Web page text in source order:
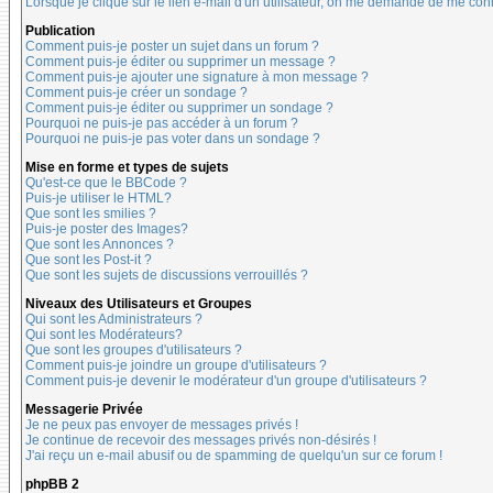
Publication
Comment puis-je poster un sujet dans un forum ?
Comment puis-je éditer ou supprimer un message ?
Comment puis-je ajouter une signature à mon message ?
Comment puis-je créer un sondage ?
Comment puis-je éditer ou supprimer un sondage ?
Pourquoi ne puis-je pas accéder à un forum ?
Pourquoi ne puis-je pas voter dans un sondage ?
Mise en forme et types de sujets
Qu'est-ce que le BBCode ?
Puis-je utiliser le HTML?
Que sont les smilies ?
Puis-je poster des Images?
Que sont les Annonces ?
Que sont les Post-it ?
Que sont les sujets de discussions verrouillés ?
Niveaux des Utilisateurs et Groupes
Qui sont les Administrateurs ?
Qui sont les Modérateurs?
Que sont les groupes d'utilisateurs ?
Comment puis-je joindre un groupe d'utilisateurs ?
Comment puis-je devenir le modérateur d'un groupe d'utilisateurs ?
Messagerie Privée
Je ne peux pas envoyer de messages privés !
Je continue de recevoir des messages privés non-désirés !
J'ai reçu un e-mail abusif ou de spamming de quelqu'un sur ce forum !
phpBB 2